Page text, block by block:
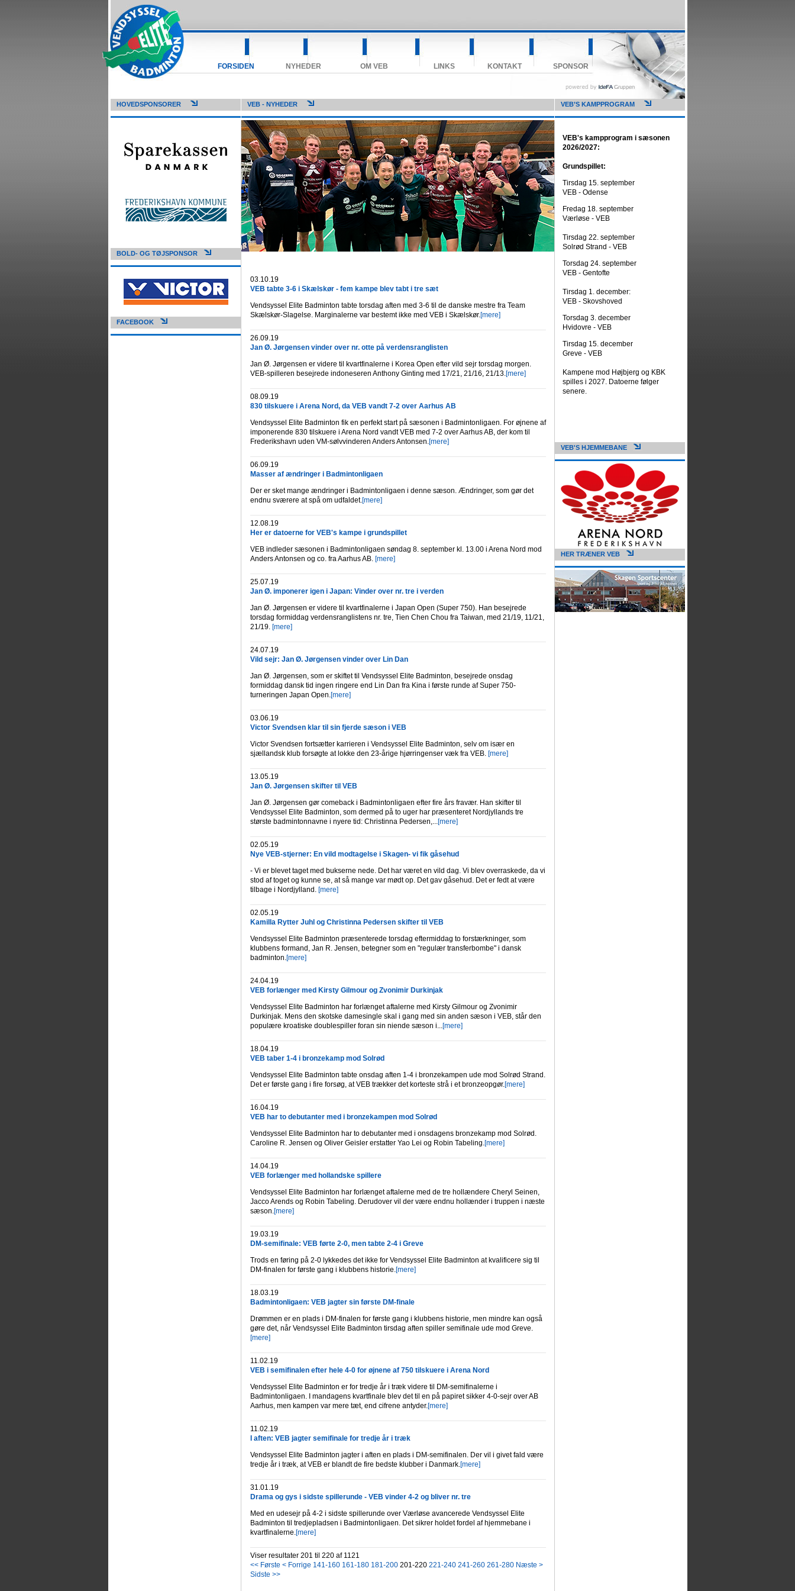
FORSIDEN NYHEDER OM VEB LINKS KONTAKT SPONSOR
HOVEDSPONSORER VEB - NYHEDER VEB’S KAMPPROGRAM
BOLD- OG TØJSPONSOR
FACEBOOK
03.10.19
VEB tabte 3-6 i Skælskør - fem kampe blev tabt i tre sæt
Vendsyssel Elite Badminton tabte torsdag aften med 3-6 til de danske mestre fra Team
Skælskør-Slagelse. Marginalerne var bestemt ikke med VEB i Skælskør.[mere]
26.09.19
Jan Ø. Jørgensen vinder over nr. otte på verdensranglisten
Jan Ø. Jørgensen er videre til kvartfinalerne i Korea Open efter vild sejr torsdag morgen.
VEB-spilleren besejrede indoneseren Anthony Ginting med 17/21, 21/16, 21/13.[mere]
08.09.19
830 tilskuere i Arena Nord, da VEB vandt 7-2 over Aarhus AB
Vendsyssel Elite Badminton fik en perfekt start på sæsonen i Badmintonligaen. For øjnene af
imponerende 830 tilskuere i Arena Nord vandt VEB med 7-2 over Aarhus AB, der kom til
Frederikshavn uden VM-sølvvinderen Anders Antonsen.[mere]
06.09.19
Masser af ændringer i Badmintonligaen
Der er sket mange ændringer i Badmintonligaen i denne sæson. Ændringer, som gør det
endnu sværere at spå om udfaldet.[mere]
12.08.19
Her er datoerne for VEB's kampe i grundspillet
VEB indleder sæsonen i Badmintonligaen søndag 8. september kl. 13.00 i Arena Nord mod
Anders Antonsen og co. fra Aarhus AB. [mere]
25.07.19
Jan Ø. imponerer igen i Japan: Vinder over nr. tre i verden
Jan Ø. Jørgensen er videre til kvartfinalerne i Japan Open (Super 750). Han besejrede
torsdag formiddag verdensranglistens nr. tre, Tien Chen Chou fra Taiwan, med 21/19, 11/21,
21/19. [mere]
24.07.19
Vild sejr: Jan Ø. Jørgensen vinder over Lin Dan
Jan Ø. Jørgensen, som er skiftet til Vendsyssel Elite Badminton, besejrede onsdag
formiddag dansk tid ingen ringere end Lin Dan fra Kina i første runde af Super 750-
turneringen Japan Open.[mere]
03.06.19
Victor Svendsen klar til sin fjerde sæson i VEB
Victor Svendsen fortsætter karrieren i Vendsyssel Elite Badminton, selv om især en
sjællandsk klub forsøgte at lokke den 23-årige hjørringenser væk fra VEB. [mere]
13.05.19
Jan Ø. Jørgensen skifter til VEB
Jan Ø. Jørgensen gør comeback i Badmintonligaen efter fire års fravær. Han skifter til
Vendsyssel Elite Badminton, som dermed på to uger har præsenteret Nordjyllands tre
største badmintonnavne i nyere tid: Christinna Pedersen,...[mere]
02.05.19
Nye VEB-stjerner: En vild modtagelse i Skagen- vi fik gåsehud
- Vi er blevet taget med bukserne nede. Det har været en vild dag. Vi blev overraskede, da vi
stod af toget og kunne se, at så mange var mødt op. Det gav gåsehud. Det er fedt at være
tilbage i Nordjylland. [mere]
02.05.19
Kamilla Rytter Juhl og Christinna Pedersen skifter til VEB
Vendsyssel Elite Badminton præsenterede torsdag eftermiddag to forstærkninger, som
klubbens formand, Jan R. Jensen, betegner som en "regulær transferbombe" i dansk
badminton.[mere]
24.04.19
VEB forlænger med Kirsty Gilmour og Zvonimir Durkinjak
Vendsyssel Elite Badminton har forlænget aftalerne med Kirsty Gilmour og Zvonimir
Durkinjak. Mens den skotske damesingle skal i gang med sin anden sæson i VEB, står den
populære kroatiske doublespiller foran sin niende sæson i...[mere]
18.04.19
VEB taber 1-4 i bronzekamp mod Solrød
Vendsyssel Elite Badminton tabte onsdag aften 1-4 i bronzekampen ude mod Solrød Strand.
Det er første gang i fire forsøg, at VEB trækker det korteste strå i et bronzeopgør.[mere]
16.04.19
VEB har to debutanter med i bronzekampen mod Solrød
Vendsyssel Elite Badminton har to debutanter med i onsdagens bronzekamp mod Solrød.
Caroline R. Jensen og Oliver Geisler erstatter Yao Lei og Robin Tabeling.[mere]
14.04.19
VEB forlænger med hollandske spillere
Vendsyssel Elite Badminton har forlænget aftalerne med de tre hollændere Cheryl Seinen,
Jacco Arends og Robin Tabeling. Derudover vil der være endnu hollænder i truppen i næste
sæson.[mere]
19.03.19
DM-semifinale: VEB førte 2-0, men tabte 2-4 i Greve
Trods en føring på 2-0 lykkedes det ikke for Vendsyssel Elite Badminton at kvalificere sig til
DM-finalen for første gang i klubbens historie.[mere]
18.03.19
Badmintonligaen: VEB jagter sin første DM-finale
Drømmen er en plads i DM-finalen for første gang i klubbens historie, men mindre kan også
gøre det, når Vendsyssel Elite Badminton tirsdag aften spiller semifinale ude mod Greve.
[mere]
11.02.19
VEB i semifinalen efter hele 4-0 for øjnene af 750 tilskuere i Arena Nord
Vendsyssel Elite Badminton er for tredje år i træk videre til DM-semifinalerne i
Badmintonligaen. I mandagens kvartfinale blev det til en på papiret sikker 4-0-sejr over AB
Aarhus, men kampen var mere tæt, end cifrene antyder.[mere]
11.02.19
I aften: VEB jagter semifinale for tredje år i træk
Vendsyssel Elite Badminton jagter i aften en plads i DM-semifinalen. Der vil i givet fald være
tredje år i træk, at VEB er blandt de fire bedste klubber i Danmark.[mere]
31.01.19
Drama og gys i sidste spillerunde - VEB vinder 4-2 og bliver nr. tre
Med en udesejr på 4-2 i sidste spillerunde over Værløse avancerede Vendsyssel Elite
Badminton til tredjepladsen i Badmintonligaen. Det sikrer holdet fordel af hjemmebane i
kvartfinalerne.[mere]
Viser resultater 201 til 220 af 1121
<< Første < Forrige 141-160 161-180 181-200 201-220 221-240 241-260 261-280 Næste >
Sidste >>
VEB's kampprogram i sæsonen
2026/2027:
Grundspillet:
Tirsdag 15. september
VEB - Odense
Fredag 18. september
Værløse - VEB
Tirsdag 22. september
Solrød Strand - VEB
Torsdag 24. september
VEB - Gentofte
Tirsdag 1. december:
VEB - Skovshoved
Torsdag 3. december
Hvidovre - VEB
Tirsdag 15. december
Greve - VEB
Kampene mod Højbjerg og KBK
spilles i 2027. Datoerne følger
senere.
VEB'S HJEMMEBANE
HER TRÆNER VEB